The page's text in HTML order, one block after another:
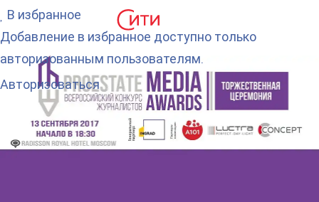
В избранное
Добавление в избранное доступно только
авторизованным пользователям.
Авторизоваться